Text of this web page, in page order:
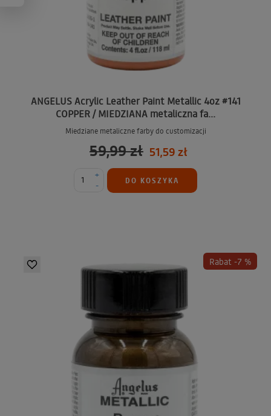
ANGELUS Acrylic Leather Paint Metallic 4oz #141
COPPER / MIEDZIANA metaliczna fa...
Miedziane metaliczne farby do customizacji
59,99 zł 51,59 zł
-
+
DO KOSZYKA
Rabat -7 %